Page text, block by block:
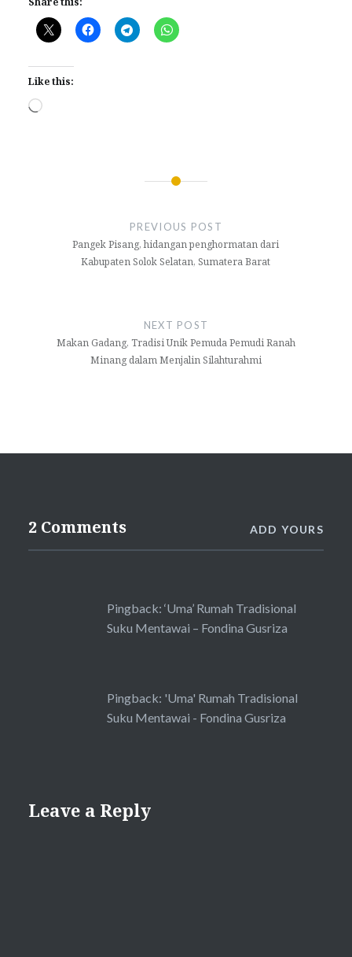
Like this:
Loading…
PREVIOUS POST
Pangek Pisang, hidangan penghormatan dari
Kabupaten Solok Selatan, Sumatera Barat
NEXT POST
Makan Gadang, Tradisi Unik Pemuda Pemudi Ranah
Minang dalam Menjalin Silahturahmi
2 Comments ADD YOURS
Pingback: ‘Uma’ Rumah Tradisional
Suku Mentawai – Fondina Gusriza
Pingback: 'Uma' Rumah Tradisional
Suku Mentawai - Fondina Gusriza
Leave a Reply